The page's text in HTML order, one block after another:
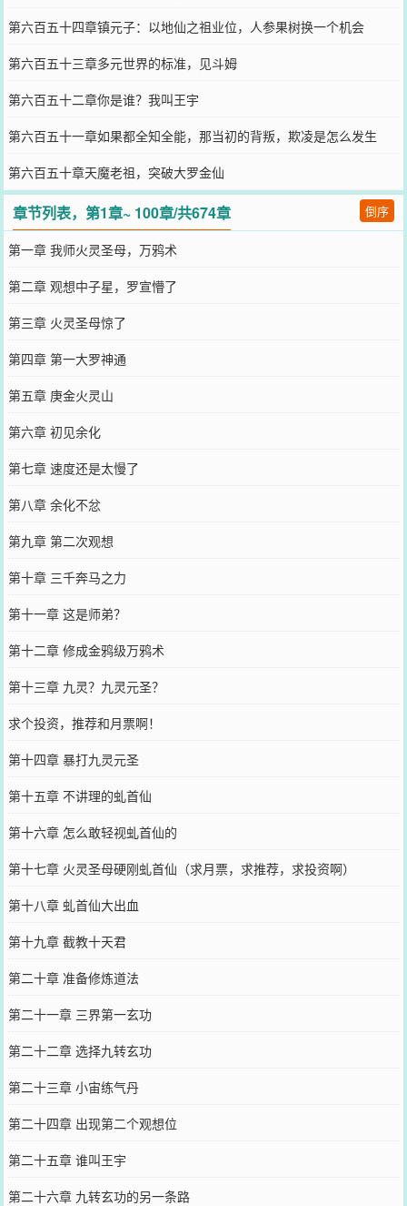
第六百五十四章镇元子：以地仙之祖业位，人参果树换一个机会
第六百五十三章多元世界的标准，见斗姆
第六百五十二章你是谁？我叫王宇
第六百五十一章如果都全知全能，那当初的背叛，欺凌是怎么发生
的？
第六百五十章天魔老祖，突破大罗金仙
章节列表，第1章~ 100章/共674章 倒序
第一章 我师火灵圣母，万鸦术
第二章 观想中子星，罗宣懵了
第三章 火灵圣母惊了
第四章 第一大罗神通
第五章 庚金火灵山
第六章 初见余化
第七章 速度还是太慢了
第八章 余化不忿
第九章 第二次观想
第十章 三千奔马之力
第十一章 这是师弟？
第十二章 修成金鸦级万鸦术
第十三章 九灵？九灵元圣？
求个投资，推荐和月票啊！
第十四章 暴打九灵元圣
第十五章 不讲理的虬首仙
第十六章 怎么敢轻视虬首仙的
第十七章 火灵圣母硬刚虬首仙（求月票，求推荐，求投资啊）
第十八章 虬首仙大出血
第十九章 截教十天君
第二十章 准备修炼道法
第二十一章 三界第一玄功
第二十二章 选择九转玄功
第二十三章 小宙练气丹
第二十四章 出现第二个观想位
第二十五章 谁叫王宇
第二十六章 九转玄功的另一条路